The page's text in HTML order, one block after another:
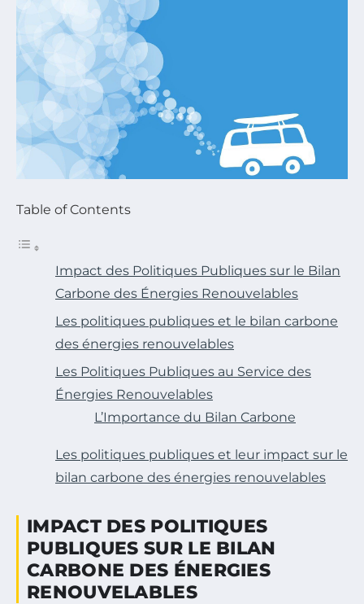
Table of Contents
Impact des Politiques Publiques sur le Bilan
Carbone des Énergies Renouvelables
Les politiques publiques et le bilan carbone
des énergies renouvelables
Les Politiques Publiques au Service des
Énergies Renouvelables
L’Importance du Bilan Carbone
Les politiques publiques et leur impact sur le
bilan carbone des énergies renouvelables
IMPACT DES POLITIQUES
PUBLIQUES SUR LE BILAN
CARBONE DES ÉNERGIES
RENOUVELABLES